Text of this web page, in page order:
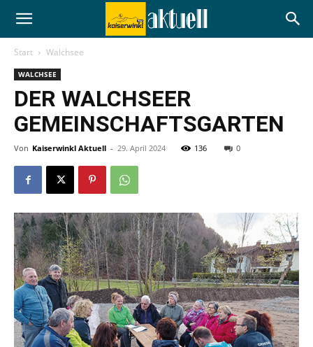
Start Walchsee
WALCHSEE
DER WALCHSEER
GEMEINSCHAFTSGARTEN
Von Kaiserwinkl Aktuell - 29. April 2024 136 0